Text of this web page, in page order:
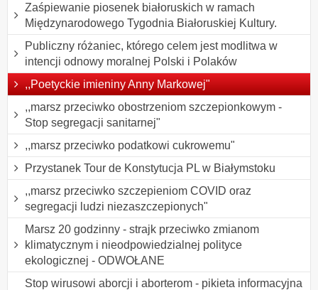
Zaśpiewanie piosenek białoruskich w ramach
Międzynarodowego Tygodnia Białoruskiej Kultury.
Publiczny różaniec, którego celem jest modlitwa w
intencji odnowy moralnej Polski i Polaków
,,Poetyckie imieniny Anny Markowej"
,,marsz przeciwko obostrzeniom szczepionkowym -
Stop segregacji sanitarnej"
,,marsz przeciwko podatkowi cukrowemu"
Przystanek Tour de Konstytucja PL w Białymstoku
,,marsz przeciwko szczepieniom COVID oraz
segregacji ludzi niezaszczepionych"
Marsz 20 godzinny - strajk przeciwko zmianom
klimatycznym i nieodpowiedzialnej polityce
ekologicznej - ODWOŁANE
Stop wirusowi aborcji i aborterom - pikieta informacyjna